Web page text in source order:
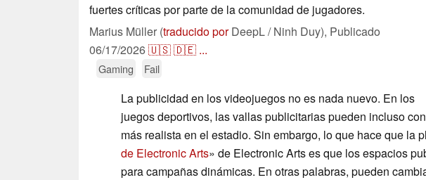
fuertes críticas por parte de la comunidad de jugadores.
Marius Müller (traducido porDeepL / Ninh Duy), Publicado
06/17/2026🇺🇸🇩🇪 ...
Gaming Fail
La publicidad en los videojuegos no es nada nuevo. En los
juegos deportivos, las vallas publicitarias pueden incluso
más realista en el estadio. Sin embargo, lo que hace que la
de Electronic Arts» de Electronic Arts es que los espacios
para campañas dinámicas. En otras palabras, pueden